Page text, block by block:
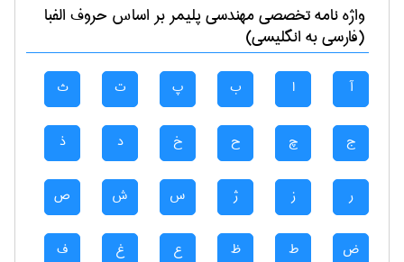
واژه نامه تخصصیمهندسی پليمربر اساس حروف الفبا
(فارسی به انگلیسی)
آ ا ب پ ت ث
ج چ ح خ د ذ
ر ز ژ س ش ص
ض ط ظ ع غ ف